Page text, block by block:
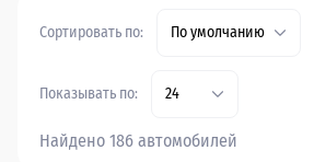
Сортировать по: По умолчанию
Показывать по: 24
Найдено 186 автомобилей